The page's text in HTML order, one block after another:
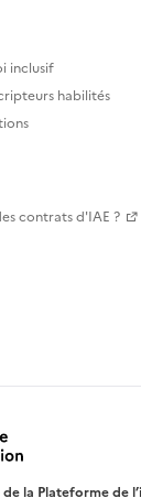
inclusif
habilités
contrats d'IAE ?
la Plateforme de